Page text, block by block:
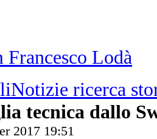
Lodà
Notizie ricerca
tecnica dallo
2017 19:51